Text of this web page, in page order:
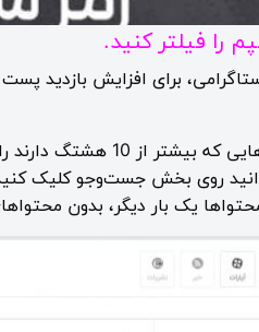
را فیلتر کنید.
برای افزایش بازدید
به همین جهت
روی بخش جست‌وجو کلیک
یک بار دیگر، بدون